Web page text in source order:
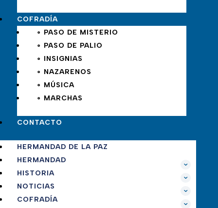
COFRADÍA
∘ PASO DE MISTERIO
∘ PASO DE PALIO
∘ INSIGNIAS
∘ NAZARENOS
∘ MÚSICA
∘ MARCHAS
CONTACTO
HERMANDAD DE LA PAZ
HERMANDAD
HISTORIA
NOTICIAS
COFRADÍA